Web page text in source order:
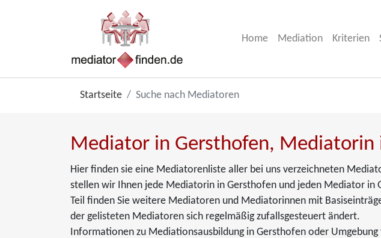
Home Mediation Kriterien
Startseite Suche nach Mediatoren
Mediator in Gersthofen, Mediatorin
Hier finden sie eine Mediatorenliste aller bei uns verzeichneten
stellen wir Ihnen jede Mediatorin in Gersthofen und jeden Mediator
Teil finden Sie weitere Mediatoren und Mediatorinnen mit
der gelisteten Mediatoren sich regelmäßig zufallsgesteuert ändert.
Informationen zu Mediationsausbildung in Gersthofen oder